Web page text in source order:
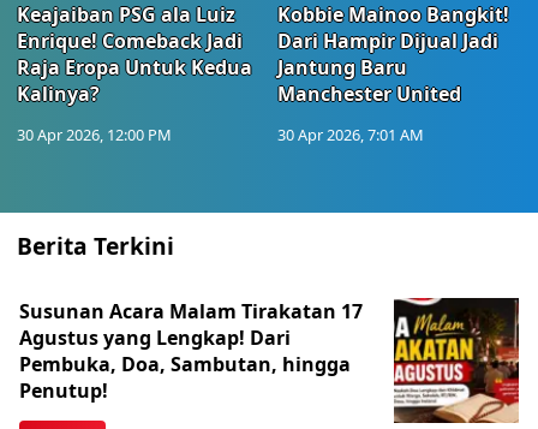
Keajaiban PSG ala Luiz
Enrique! Comeback Jadi
Raja Eropa Untuk Kedua
Kalinya?
30 Apr 2026, 12:00 PM
Kobbie Mainoo Bangkit!
Dari Hampir Dijual Jadi
Jantung Baru
Manchester United
30 Apr 2026, 7:01 AM
Berita Terkini
Susunan Acara Malam Tirakatan 17
Agustus yang Lengkap! Dari
Pembuka, Doa, Sambutan, hingga
Penutup!